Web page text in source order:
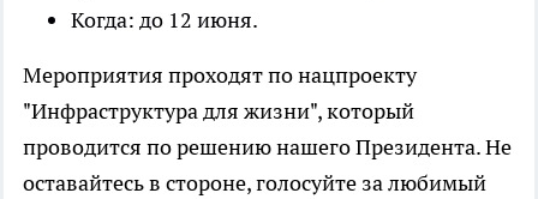
Когда: до 12 июня.
Мероприятия проходят по нацпроекту
"Инфраструктура для жизни", который
проводится по решению нашего Президента. Не
оставайтесь в стороне, голосуйте за любимый